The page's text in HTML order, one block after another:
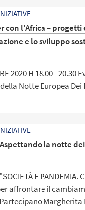
con l’Africa –
e lo sviluppo
2020 H 18.00 - 20.30
Notte Europea
Aspettando la notte
E PANDEMIA.
affrontare il
Margherita